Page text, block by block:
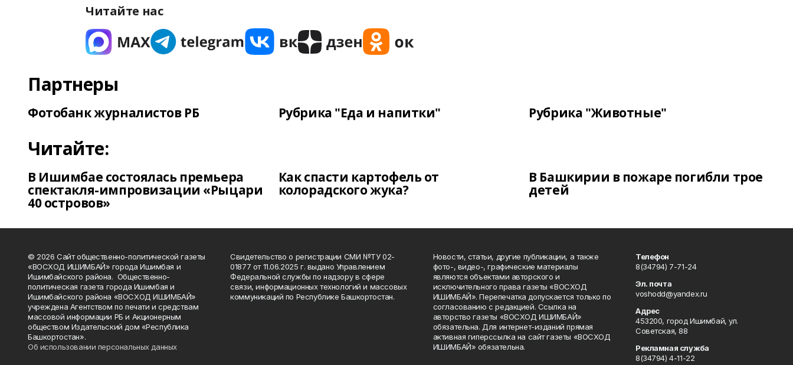
Читайте нас
Партнеры
Фотобанк журналистов РБ Рубрика "Еда и напитки" Рубрика "Животные"
Читайте:
В Ишимбае состоялась премьера
спектакля-импровизации «Рыцари
40 островов»
Как спасти картофель от
колорадского жука?
В Башкирии в пожаре погибли трое
детей
© 2026 Сайт общественно-политической газеты
«ВОСХОД ИШИМБАЙ» города Ишимбая и
Ишимбайского района. Общественно-
политическая газета города Ишимбая и
Ишимбайского района «ВОСХОД ИШИМБАЙ»
учреждена Агентством по печати и средствам
массовой информации РБ и Акционерным
обществом Издательский дом «Республика
Башкортостан».
Об использовании персональных данных
Свидетельство о регистрации СМИ №ТУ 02-
01877 от 11.06.2025 г. выдано Управлением
Федеральной службы по надзору в сфере
связи, информационных технологий и массовых
коммуникаций по Республике Башкортостан.
Новости, статьи, другие публикации, а также
фото-, видео-, графические материалы
являются объектами авторского и
исключительного права газеты «ВОСХОД
ИШИМБАЙ». Перепечатка допускается только по
согласованию с редакцией. Ссылка на
авторство газеты «ВОСХОД ИШИМБАЙ»
обязательна. Для интернет-изданий прямая
активная гиперссылка на сайт газеты «ВОСХОД
ИШИМБАЙ» обязательна.
Телефон
8(34794) 7-71-24
Эл. почта
voshodd@yandex.ru
Адрес
453200, город Ишимбай, ул.
Советская, 88
Рекламная служба
8(34794) 4-11-22